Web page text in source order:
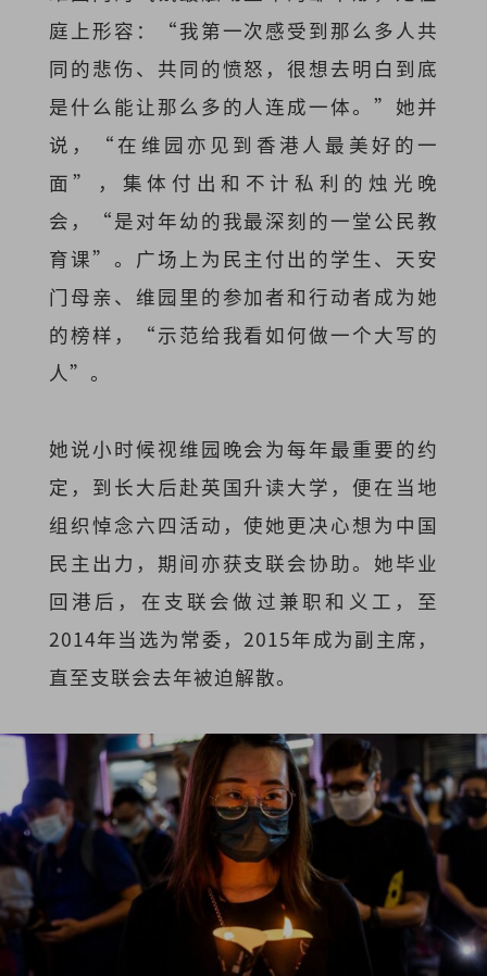
庭上形容：“我第一次感受到那么多人共
同的悲伤、共同的愤怒，很想去明白到底
是什么能让那么多的人连成一体。”她并
说，“在维园亦见到香港人最美好的一
面”，集体付出和不计私利的烛光晚
会，“是对年幼的我最深刻的一堂公民教
育课”。广场上为民主付出的学生、天安
门母亲、维园里的参加者和行动者成为她
的榜样，“示范给我看如何做一个大写的
人”。
她说小时候视维园晚会为每年最重要的约
定，到长大后赴英国升读大学，便在当地
组织悼念六四活动，使她更决心想为中国
民主出力，期间亦获支联会协助。她毕业
回港后，在支联会做过兼职和义工，至
2014年当选为常委，2015年成为副主席，
直至支联会去年被迫解散。